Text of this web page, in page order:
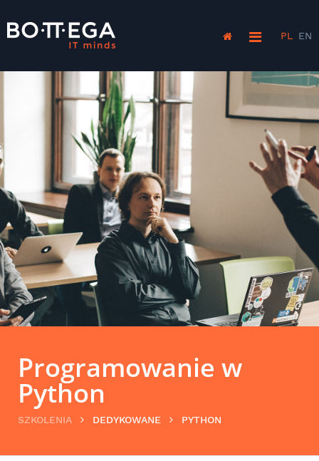
PL EN
Programowanie w
Python
SZKOLENIA DEDYKOWANE PYTHON